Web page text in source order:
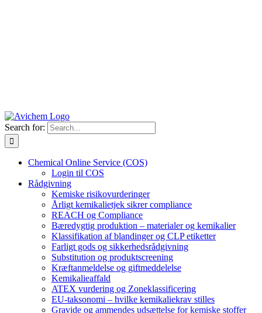
Search for:
Chemical Online Service (COS)
Login til COS
Rådgivning
Kemiske risikovurderinger
Årligt kemikalietjek sikrer compliance
REACH og Compliance
Bæredygtig produktion – materialer og kemikalier
Klassifikation af blandinger og CLP etiketter
Farligt gods og sikkerhedsrådgivning
Substitution og produktscreening
Kræftanmeldelse og giftmeddelelse
Kemikalieaffald
ATEX vurdering og Zoneklassificering
EU-taksonomi – hvilke kemikaliekrav stilles
Gravide og ammendes udsættelse for kemiske stoffer